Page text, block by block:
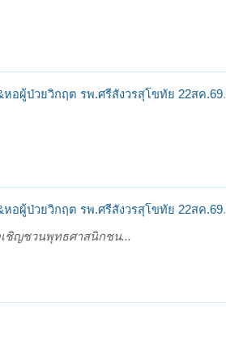
อผู้ป่วยวิกฤต รพ.ศรีสังวรสุโขทัย 22สค.69.
อผู้ป่วยวิกฤต รพ.ศรีสังวรสุโขทัย 22สค.69.
เชิญชวนพุทธศาสนิกชน...